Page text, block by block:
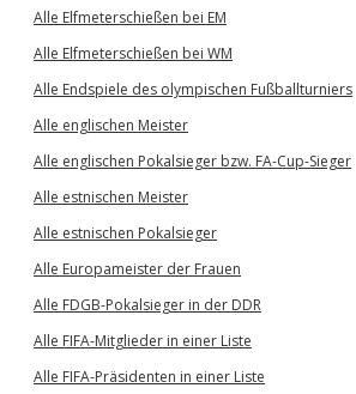
Alle Elfmeterschießen bei EM
Alle Elfmeterschießen bei WM
Alle Endspiele des olympischen Fußballturniers
Alle englischen Meister
Alle englischen Pokalsieger bzw. FA-Cup-Sieger
Alle estnischen Meister
Alle estnischen Pokalsieger
Alle Europameister der Frauen
Alle FDGB-Pokalsieger in der DDR
Alle FIFA-Mitglieder in einer Liste
Alle FIFA-Präsidenten in einer Liste